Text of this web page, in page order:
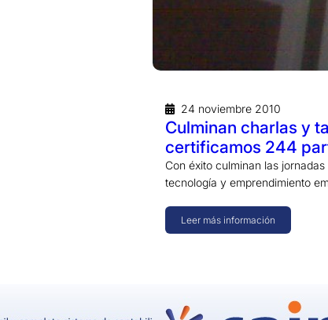
24 noviembre 2010
Culminan charlas y
certificamos 244
Con éxito culminan las
tecnología y emprendimiento
Leer más información